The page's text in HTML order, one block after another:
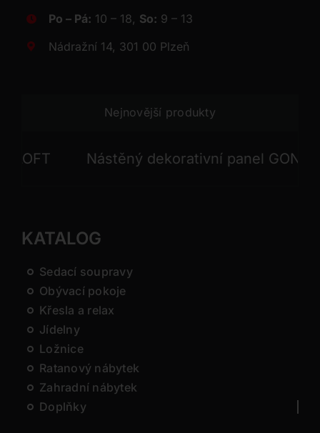
Po – Pá: 10 – 18, So: 9 – 13
Nádražní 14, 301 00 Plzeň
Nejnovější produkty
Nástěný dekorativní panel GONG
KATALOG
Sedací soupravy
Obývací pokoje
Křesla a relax
Jídelny
Ložnice
Ratanový nábytek
Zahradní nábytek
Doplňky